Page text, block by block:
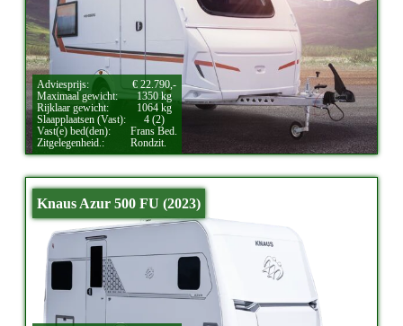
Adviesprijs:
€ 22.790,-
Maximaal gewicht:
1350 kg
Rijklaar gewicht:
1064 kg
Slaapplaatsen (Vast):
4 (2)
Vast(e) bed(den):
Frans Bed.
Zitgelegenheid.:
Rondzit.
Knaus Azur 500 FU (2023)